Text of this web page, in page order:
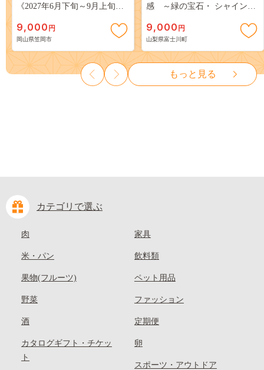
《2027年6月下旬～9月上旬頃
岡山 はくとう スイーツ フル
ーツ 果物 デザート 旬 モモ も
も 先行予約 送料無料 果物 岡
山県 笠岡市 清水白桃 白鳳 白
麗 クール便---
kasaoka_zsy_419_100---
9,000 円
岡山県笠岡市
感 ～緑の宝石・ シャインマ
３房） フルーツ 山梨県産 果
物 くだもの シャイン マスカ
ット ぶどう ブドウ 葡萄 大粒
種なし 先行予約 富士川町
10000円 一万円 9000円 九千円
9,000 円
山梨県富士川町
もっと見る
カテゴリで選ぶ
肉
米・パン
果物(フルーツ)
野菜
酒
カタログギフト・チケッ
ト
家具
飲料類
ペット用品
ファッション
定期便
卵
スポーツ・アウトドア